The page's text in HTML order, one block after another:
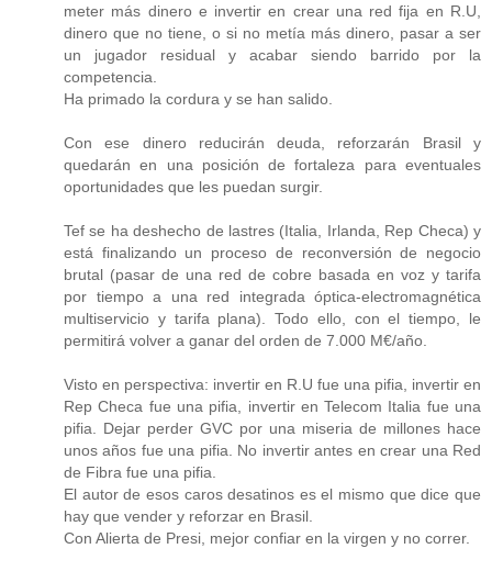
meter más dinero e invertir en crear una red fija en R.U,
dinero que no tiene, o si no metía más dinero, pasar a ser
un jugador residual y acabar siendo barrido por la
competencia.
Ha primado la cordura y se han salido.
Con ese dinero reducirán deuda, reforzarán Brasil y
quedarán en una posición de fortaleza para eventuales
oportunidades que les puedan surgir.
Tef se ha deshecho de lastres (Italia, Irlanda, Rep Checa) y
está finalizando un proceso de reconversión de negocio
brutal (pasar de una red de cobre basada en voz y tarifa
por tiempo a una red integrada óptica-electromagnética
multiservicio y tarifa plana). Todo ello, con el tiempo, le
permitirá volver a ganar del orden de 7.000 M€/año.
Visto en perspectiva: invertir en R.U fue una pifia, invertir en
Rep Checa fue una pifia, invertir en Telecom Italia fue una
pifia. Dejar perder GVC por una miseria de millones hace
unos años fue una pifia. No invertir antes en crear una Red
de Fibra fue una pifia.
El autor de esos caros desatinos es el mismo que dice que
hay que vender y reforzar en Brasil.
Con Alierta de Presi, mejor confiar en la virgen y no correr.